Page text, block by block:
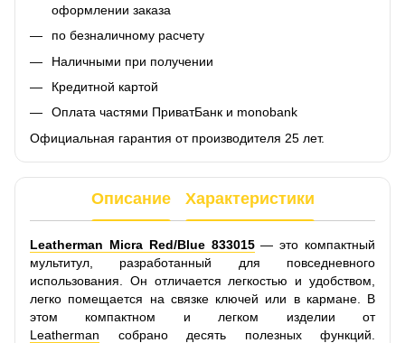
оформлении заказа
по безналичному расчету
Наличными при получении
Кредитной картой
Оплата частями ПриватБанк и monobank
Официальная гарантия от производителя 25 лет.
Описание Характеристики
Leatherman Micra Red/Blue 833015— это компактный
мультитул, разработанный для повседневного
использования. Он отличается легкостью и удобством,
легко помещается на связке ключей или в кармане. В
этом компактном и легком изделии от
Leatherman собрано десять полезных функций.